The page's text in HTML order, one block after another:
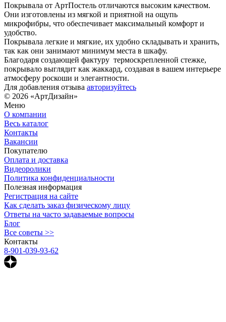
Покрывала от АртПостель отличаются высоким качеством.
Они изготовлены из мягкой и приятной на ощупь
микрофибры, что обеспечивает максимальный комфорт и
удобство.
Покрывала легкие и мягкие, их удобно складывать и хранить,
так как они занимают минимум места в шкафу.
Благодаря создающей фактуру термоскрепленной стежке,
покрывало выглядит как жаккард, создавая в вашем интерьере
атмосферу роскоши и элегантности.
Для добавления отзыва авторизуйтесь
© 2026 «АртДизайн»
Меню
О компании
Весь каталог
Контакты
Вакансии
Покупателю
Оплата и доставка
Видеоролики
Политика конфиденциальности
Полезная информация
Регистрация на сайте
Как сделать заказ физическому лицу
Ответы на часто задаваемые вопросы
Блог
Все советы >>
Контакты
8-901-039-93-62